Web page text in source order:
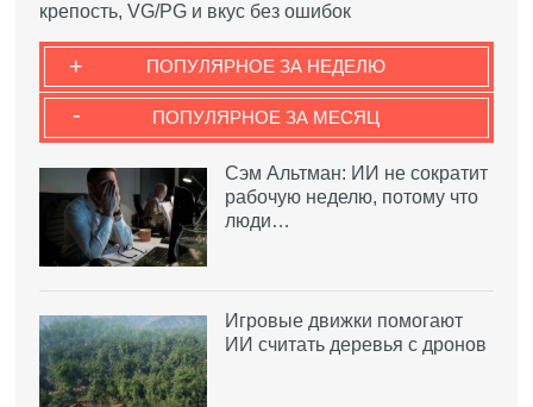
крепость, VG/PG и вкус без ошибок
ПОПУЛЯРНОЕ ЗА НЕДЕЛЮ
+
ПОПУЛЯРНОЕ ЗА МЕСЯЦ
-
Сэм Альтман: ИИ не сократит
рабочую неделю, потому что
люди…
Игровые движки помогают
ИИ считать деревья с дронов